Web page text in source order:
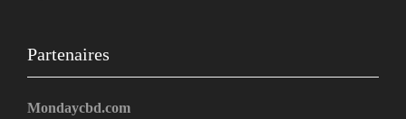
Partenaires
Mondaycbd.com